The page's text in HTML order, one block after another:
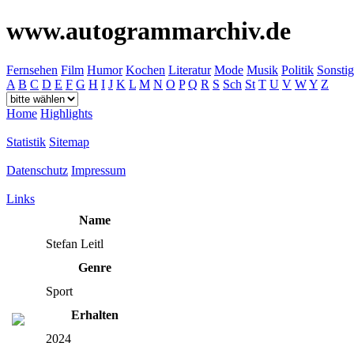
www.autogrammarchiv.de
Fernsehen Film Humor Kochen Literatur Mode Musik Politik
A B C D E F G H I J K L M N O P Q R S Sch St T U V WY Z
Home Highlights
Statistik Sitemap
Datenschutz Impressum
Links
Name
Stefan Leitl
Genre
Sport
Erhalten
2024